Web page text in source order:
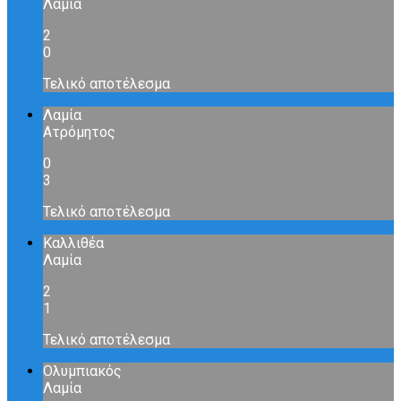
Λαμία
2
0
Τελικό αποτέλεσμα
Λαμία
Ατρόμητος
0
3
Τελικό αποτέλεσμα
Καλλιθέα
Λαμία
2
1
Τελικό αποτέλεσμα
Ολυμπιακός
Λαμία